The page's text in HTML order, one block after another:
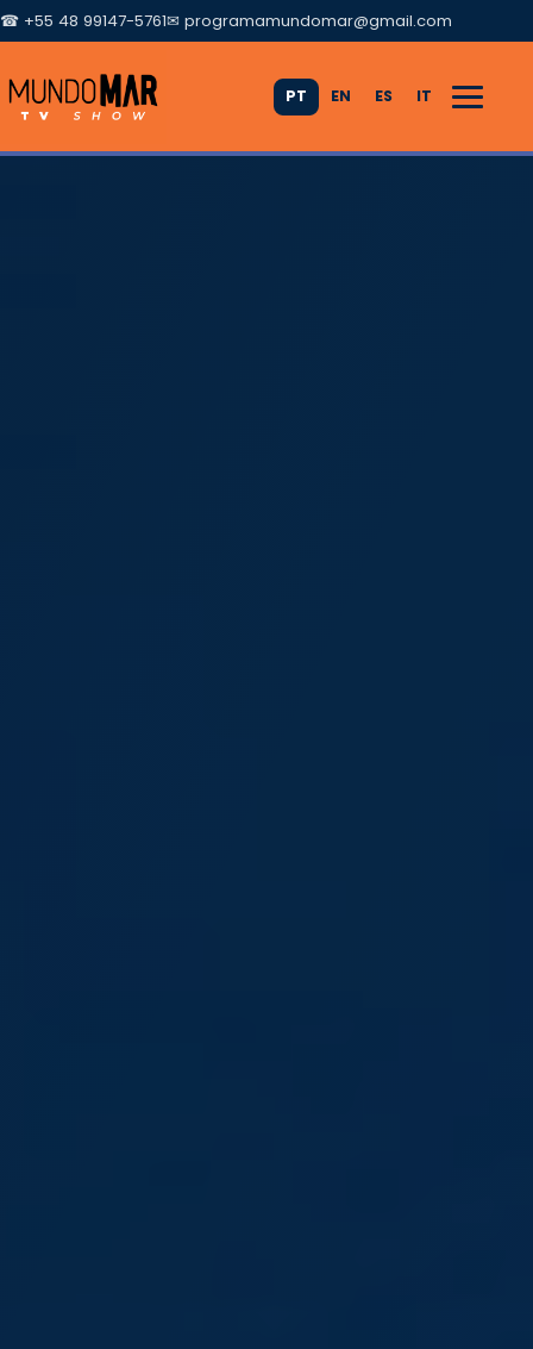
☎ +55 48 99147-5761✉ programamundomar@gmail.com
PT EN ES IT